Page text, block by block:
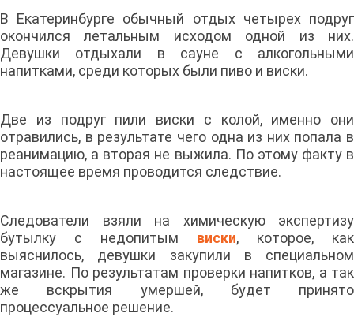
В Екатеринбурге обычный отдых четырех подруг
окончился летальным исходом одной из них.
Девушки отдыхали в сауне с алкогольными
напитками, среди которых были пиво и виски.
Две из подруг пили виски с колой, именно они
отравились, в результате чего одна из них попала в
реанимацию, а вторая не выжила. По этому факту в
настоящее время проводится следствие.
Следователи взяли на химическую экспертизу
бутылку с недопитым виски, которое, как
выяснилось, девушки закупили в специальном
магазине. По результатам проверки напитков, а так
же вскрытия умершей, будет принято
процессуальное решение.